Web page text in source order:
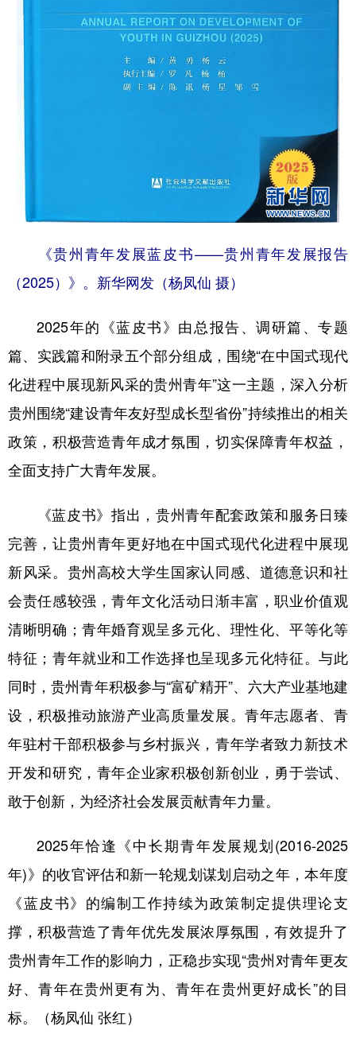
《贵州青年发展蓝皮书——贵州青年发展报告
（2025）》。新华网发（杨凤仙 摄）
2025年的《蓝皮书》由总报告、调研篇、专题
篇、实践篇和附录五个部分组成，围绕“在中国式现代
化进程中展现新风采的贵州青年”这一主题，深入分析
贵州围绕“建设青年友好型成长型省份”持续推出的相关
政策，积极营造青年成才氛围，切实保障青年权益，
全面支持广大青年发展。
《蓝皮书》指出，贵州青年配套政策和服务日臻
完善，让贵州青年更好地在中国式现代化进程中展现
新风采。贵州高校大学生国家认同感、道德意识和社
会责任感较强，青年文化活动日渐丰富，职业价值观
清晰明确；青年婚育观呈多元化、理性化、平等化等
特征；青年就业和工作选择也呈现多元化特征。与此
同时，贵州青年积极参与“富矿精开”、六大产业基地建
设，积极推动旅游产业高质量发展。青年志愿者、青
年驻村干部积极参与乡村振兴，青年学者致力新技术
开发和研究，青年企业家积极创新创业，勇于尝试、
敢于创新，为经济社会发展贡献青年力量。
2025年恰逢《中长期青年发展规划(2016-2025
年)》的收官评估和新一轮规划谋划启动之年，本年度
《蓝皮书》的编制工作持续为政策制定提供理论支
撑，积极营造了青年优先发展浓厚氛围，有效提升了
贵州青年工作的影响力，正稳步实现“贵州对青年更友
好、青年在贵州更有为、青年在贵州更好成长”的目
标。（杨凤仙 张红）